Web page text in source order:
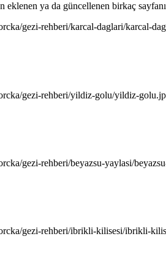
ya da güncellenen birkaç
gezi-rehberi/karcal-daglari/karcal-
gezi-rehberi/yildiz-golu/yildiz-
gezi-rehberi/beyazsu-yaylasi/
gezi-rehberi/ibrikli-kilisesi/ibrikli-